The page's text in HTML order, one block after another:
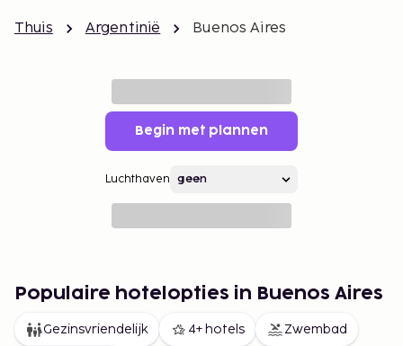
Thuis Argentinië Buenos Aires
Begin met plannen
Luchthaven
Populaire hotelopties in Buenos Aires
Gezinsvriendelijk 4+ hotels Zwembad